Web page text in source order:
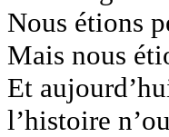
Nous étions
Mais nous
Et
l’histoire